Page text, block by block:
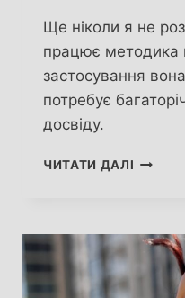
Ще ніколи я не
працює методика
застосування
потребує
досвіду.
ЧИТАТИ ДАЛІ